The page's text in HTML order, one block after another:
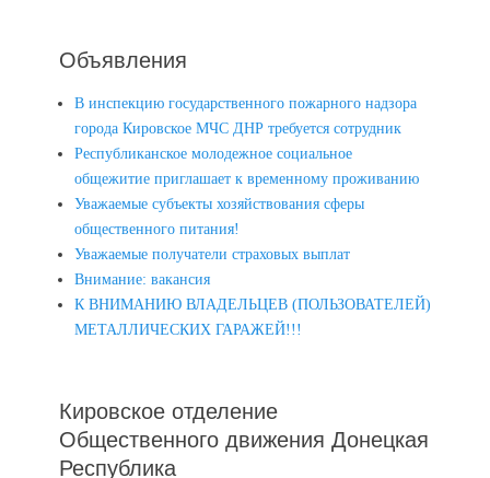
Объявления
В инспекцию государственного пожарного надзора
города Кировское МЧС ДНР требуется сотрудник
Республиканское молодежное социальное
общежитие приглашает к временному проживанию
Уважаемые субъекты хозяйствования сферы
общественного питания!
Уважаемые получатели страховых выплат
Внимание: вакансия
К ВНИМАНИЮ ВЛАДЕЛЬЦЕВ (ПОЛЬЗОВАТЕЛЕЙ)
МЕТАЛЛИЧЕСКИХ ГАРАЖЕЙ!!!
Кировское отделение
Общественного движения Донецкая
Республика